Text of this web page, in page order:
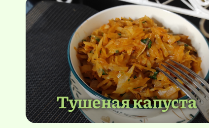
Тушеная капуста